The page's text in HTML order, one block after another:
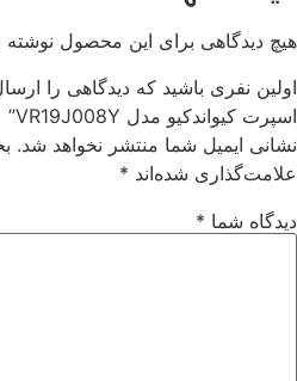
هیچ دیدگاهی برای این محصول
اولین نفری باشید که دیدگاهی را
اسپرت کیواندکیو مدل VR19J008Y”
نشانی ایمیل شما منتشر نخواهد شد.
علامت‌گذاری شده‌اند *
دیدگاه شما *